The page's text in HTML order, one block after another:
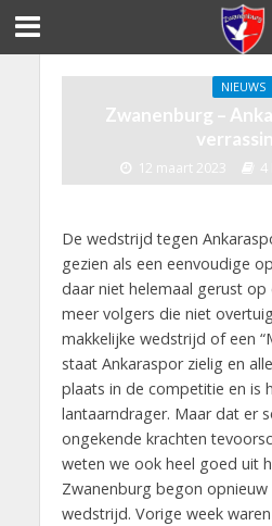
NIEUWS
Zwanenburg –
12 maart 2023 4
De wedstrijd tegen
gezien als een eenvoudige
daar niet helemaal gerust op
meer volgers die niet
makkelijke wedstrijd of een
staat Ankaraspor zielig en
plaats in de competitie en is
lantaarndrager. Maar dat er
ongekende krachten
weten we ook heel goed uit
Zwanenburg begon opnieuw
wedstrijd. Vorige week